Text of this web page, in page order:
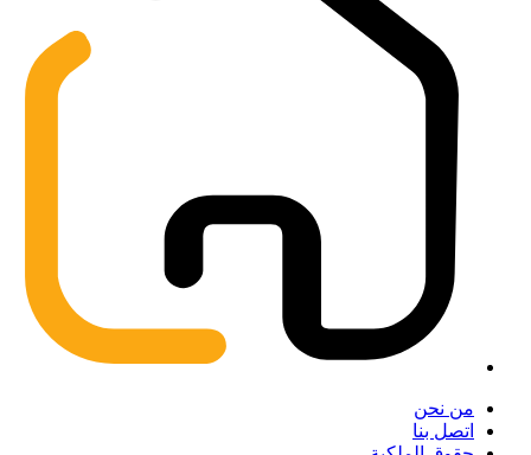
من نحن
اتصل بنا